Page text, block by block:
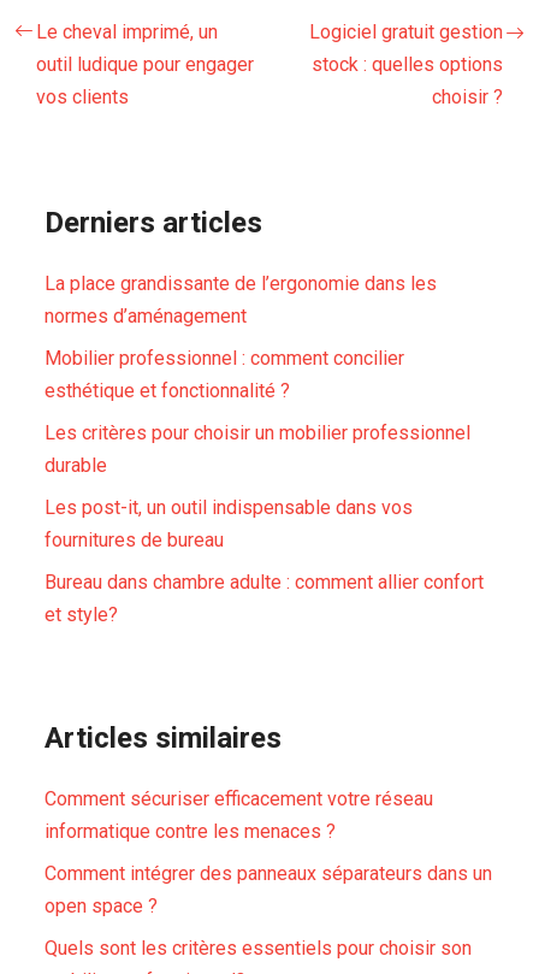
Le cheval imprimé, un
outil ludique pour engager
vos clients
Logiciel gratuit gestion
stock : quelles options
choisir ?
Derniers articles
La place grandissante de l’ergonomie dans les
normes d’aménagement
Mobilier professionnel : comment concilier
esthétique et fonctionnalité ?
Les critères pour choisir un mobilier professionnel
durable
Les post-it, un outil indispensable dans vos
fournitures de bureau
Bureau dans chambre adulte : comment allier confort
et style?
Articles similaires
Comment sécuriser efficacement votre réseau
informatique contre les menaces ?
Comment intégrer des panneaux séparateurs dans un
open space ?
Quels sont les critères essentiels pour choisir son